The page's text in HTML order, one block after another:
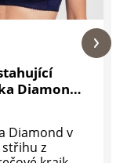
Diamond,
Diamond v
z